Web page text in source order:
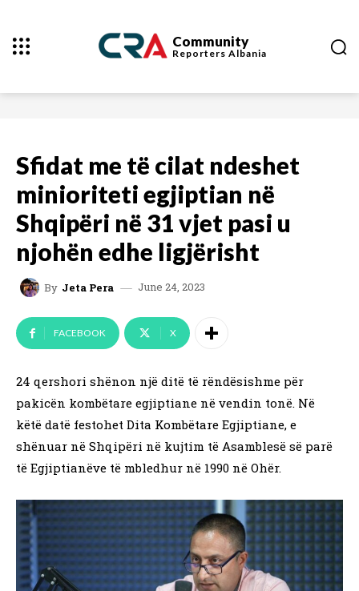
Community
Reporters Albania
Sfidat me të cilat ndeshet
minioriteti egjiptian në
Shqipëri në 31 vjet pasi u
njohën edhe ligjërisht
By Jeta Pera June 24, 2023
FACEBOOK X
24 qershori shënon një ditë të rëndësishme për
pakicën kombëtare egjiptiane në vendin tonë. Në
këtë datë festohet Dita Kombëtare Egjiptiane, e
shënuar në Shqipëri në kujtim të Asamblesë së parë
të Egjiptianëve të mbledhur në 1990 në Ohër.